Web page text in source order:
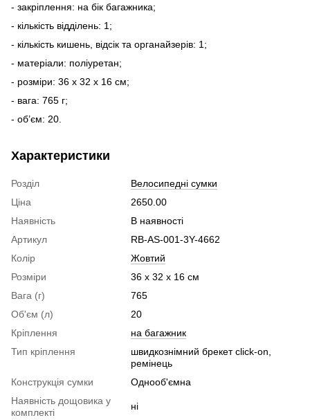
- закріплення: на бік багажника;
- кількість відділень: 1;
- кількість кишень, відсік та органайзерів: 1;
- матеріали: поліуретан;
- розміри: 36 x 32 x 16 см;
- вага: 765 г;
- об’єм: 20.
Характеристики
Розділ
Велосипедні сумки
Ціна
2650.00
Наявність
В наявності
Артикул
RB-AS-001-3Y-4662
Колір
Жовтий
Розміри
36 x 32 x 16 см
Вага (г)
765
Об'єм (л)
20
Кріплення
на багажник
Тип кріплення
швидкознімний брекет click-on,
ремінець
Конструкція сумки
Однооб'ємна
Наявність дощовика у
комплекті
ні